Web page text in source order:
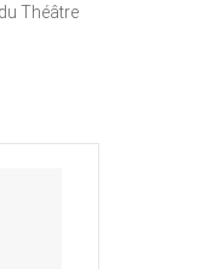
Théâtre